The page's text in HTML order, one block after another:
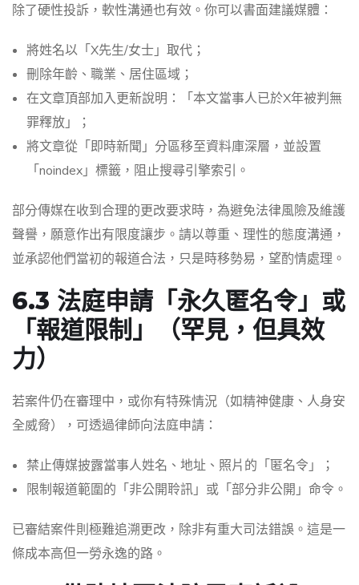
除了硬性投訴，軟性溝通也有效。你可以書面建議媒體：
將姓名以「X先生/女士」取代；
刪除年齡、職業、居住區域；
在文章頂部加入更新說明：「本文當事人已於X年被判無
罪釋放」；
將文章從「即時新聞」分區移至資料庫深層，並設置
「noindex」標籤，阻止搜尋引擎索引。
部分傳媒在收到合理的更改要求時，為避免法律風險及維護
聲譽，願意作出有限度讓步。請以尊重、理性的態度溝通，
並承認他們當初的報道合法，只是時移勢易，望酌情處理。
6.3 法庭申請「永久匿名令」或
「報道限制」（罕見，但具效
力）
若案件仍在審理中，或你有特殊情況（如精神健康、人身安
全威脅），可透過律師向法庭申請：
禁止傳媒披露當事人姓名、地址、照片的「匿名令」；
限制報道範圍的「非公開聆訊」或「部分非公開」命令。
已審結案件則極難追溯更改，除非有重大司法錯誤。這是一
條成本高但一勞永逸的路。